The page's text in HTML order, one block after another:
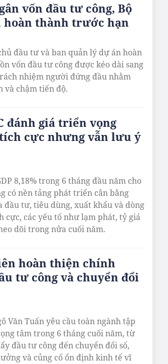
vốn đầu tư công, Bộ
hoàn thành trước hạn
đầu tư và ban quản lý dự án hoàn
vốn đầu tư công được kéo dài sang
nhiệm người đứng đầu nhằm
và chậm tiến độ.
đánh giá triển vọng
cực nhưng vẫn lưu ý
8,18% trong 6 tháng đầu năm cho
có nền tảng phát triển cân bằng
đầu tư, tiêu dùng, xuất khẩu và dòng
cực, các yếu tố như lạm phát, tỷ giá
dõi trong nửa cuối năm.
hoàn thiện chính
tư công và chuyển đổi
Văn Tuấn yêu cầu toàn ngành tập
tâm trong 6 tháng cuối năm, từ
đầu tư công đến chuyển đổi số,
và củng cố ổn định kinh tế vĩ